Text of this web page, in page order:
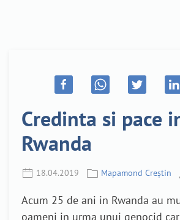
Credinta si pace
Rwanda
18.04.2019 Mapamond Creștin
Acum 25 de ani in Rwanda au
oameni in urma unui genocid